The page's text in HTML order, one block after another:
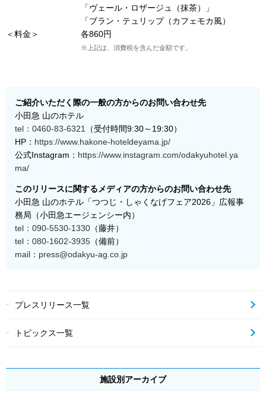
「ヴェール・ロザージュ（抹茶）」
「ブラン・テュリップ（カフェモカ風）
＜料金＞
各860円
※上記は、消費税を含んだ金額です。
ご紹介いただく際の一般の方からのお問い合わせ先
小田急 山のホテル
tel：0460-83-6321
（受付時間9:30～19:30）
HP： https://www.hakone-hoteldeyama.jp/
公式Instagram： https://www.instagram.com/odakyuhotel.ya
ma/
このリリースに関するメディアの方からのお問い合わせ先
小田急 山のホテル「つつじ・しゃくなげフェア2026」広報事
務局（小田急エージェンシー内）
tel：090-5530-1330 （藤井）
tel：080-1602-3935 （備前）
mail：press@odakyu-ag.co.jp
プレスリリース一覧
トピックス一覧
施設別アーカイブ